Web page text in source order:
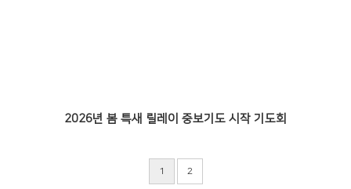
2026년 봄 특새 릴레이 중보기도 시작 기도회
1 2